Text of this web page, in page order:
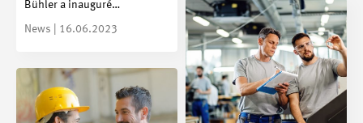
Bühler a inauguré…
News | 16.06.2023